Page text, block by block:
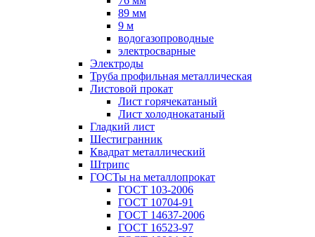
89 мм
9 м
водогазопроводные
электросварные
Электроды
Труба профильная металлическая
Листовой прокат
Лист горячекатаный
Лист холоднокатаный
Гладкий лист
Шестигранник
Квадрат металлический
Штрипс
ГОСТы на металлопрокат
ГОСТ 103-2006
ГОСТ 10704-91
ГОСТ 14637-2006
ГОСТ 16523-97